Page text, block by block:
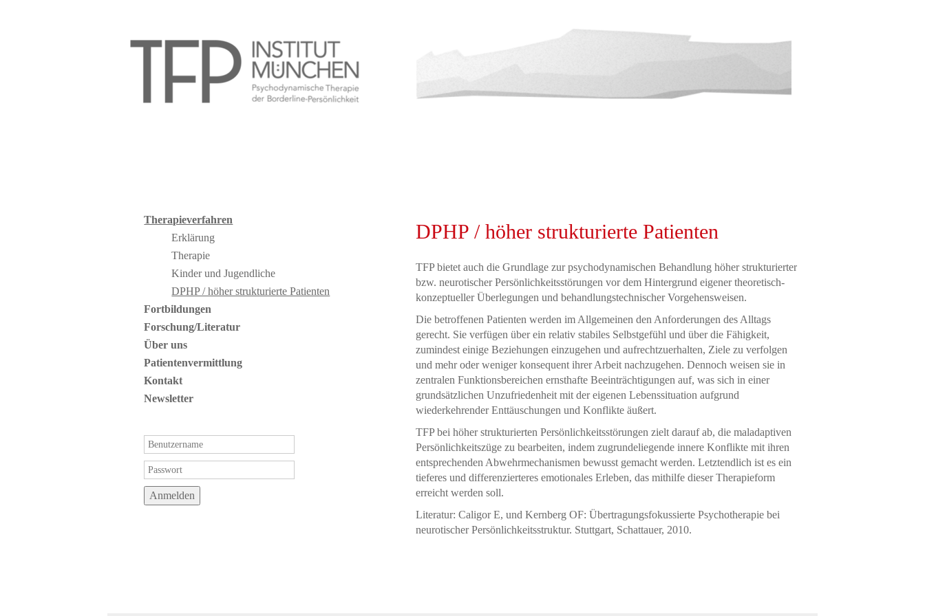
DPHP / höher strukturierte Patienten
TFP bietet auch die Grundlage zur psychodynamischen Behandlung höher strukturierter
bzw. neurotischer Persönlichkeitsstörungen vor dem Hintergrund eigener theoretisch-
konzeptueller Überlegungen und behandlungstechnischer Vorgehensweisen.
Die betroffenen Patienten werden im Allgemeinen den Anforderungen des Alltags
gerecht. Sie verfügen über ein relativ stabiles Selbstgefühl und über die Fähigkeit,
zumindest einige Beziehungen einzugehen und aufrechtzuerhalten, Ziele zu verfolgen
und mehr oder weniger konsequent ihrer Arbeit nachzugehen. Dennoch weisen sie in
zentralen Funktionsbereichen ernsthafte Beeinträchtigungen auf, was sich in einer
grundsätzlichen Unzufriedenheit mit der eigenen Lebenssituation aufgrund
wiederkehrender Enttäuschungen und Konflikte äußert.
TFP bei höher strukturierten Persönlichkeitsstörungen zielt darauf ab, die maladaptiven
Persönlichkeitszüge zu bearbeiten, indem zugrundeliegende innere Konflikte mit ihren
entsprechenden Abwehrmechanismen bewusst gemacht werden. Letztendlich ist es ein
tieferes und differenzierteres emotionales Erleben, das mithilfe dieser Therapieform
erreicht werden soll.
Literatur: Caligor E, und Kernberg OF: Übertragungsfokussierte Psychotherapie bei
neurotischer Persönlichkeitsstruktur. Stuttgart, Schattauer, 2010.
Therapieverfahren
Erklärung
Therapie
Kinder und Jugendliche
DPHP / höher strukturierte Patienten
Fortbildungen
Forschung/Literatur
Über uns
Patientenvermittlung
Kontakt
Newsletter
Anmelden